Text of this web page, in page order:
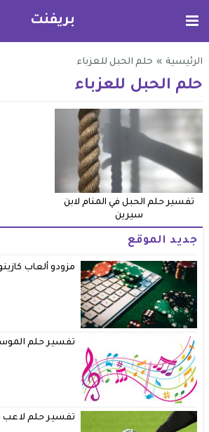
بريفنت
الرئيسية » حلم الحبل للعزباء
حلم الحبل للعزباء
تفسير حلم الحبل في المنام لابن
سيرين
جديد الموقع
مزودو ألعاب
تفسير حلم
تفسير حلم لاعب